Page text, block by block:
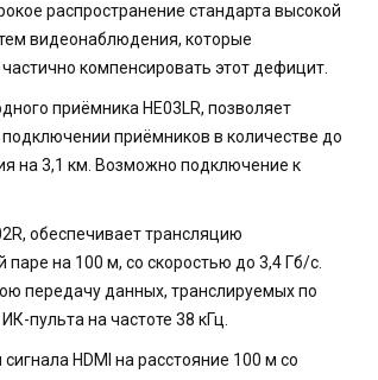
распространение стандарта высокой
видеонаблюдения, которые
компенсировать этот дефицит.
приёмника HE03LR, позволяет
приёмников в количестве до
на 3,1 км. Возможно подключение к
обеспечивает трансляцию
на 100 м, со скоростью до 3,4 Гб/с.
передачу данных, транслируемых по
пульта на частоте 38 кГц.
HDMI на расстояние 100 м со